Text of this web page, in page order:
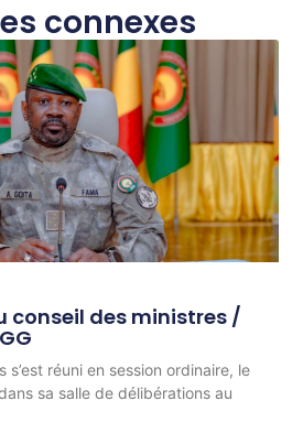
connexes
conseil des ministres /
s’est réuni en session ordinaire, le
sa salle de délibérations au